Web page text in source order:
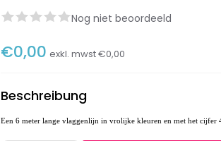
Nog niet beoordeeld
€0,00 exkl. mwst€0,00
Beschreibung
Een 6 meter lange vlaggenlijn in vrolijke kleuren en met het cijfer